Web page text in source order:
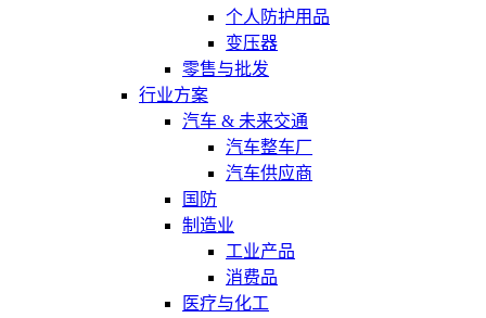
个人防护用品
变压器
零售与批发
行业方案
汽车 & 未来交通
汽车整车厂
汽车供应商
国防
制造业
工业产品
消费品
医疗与化工